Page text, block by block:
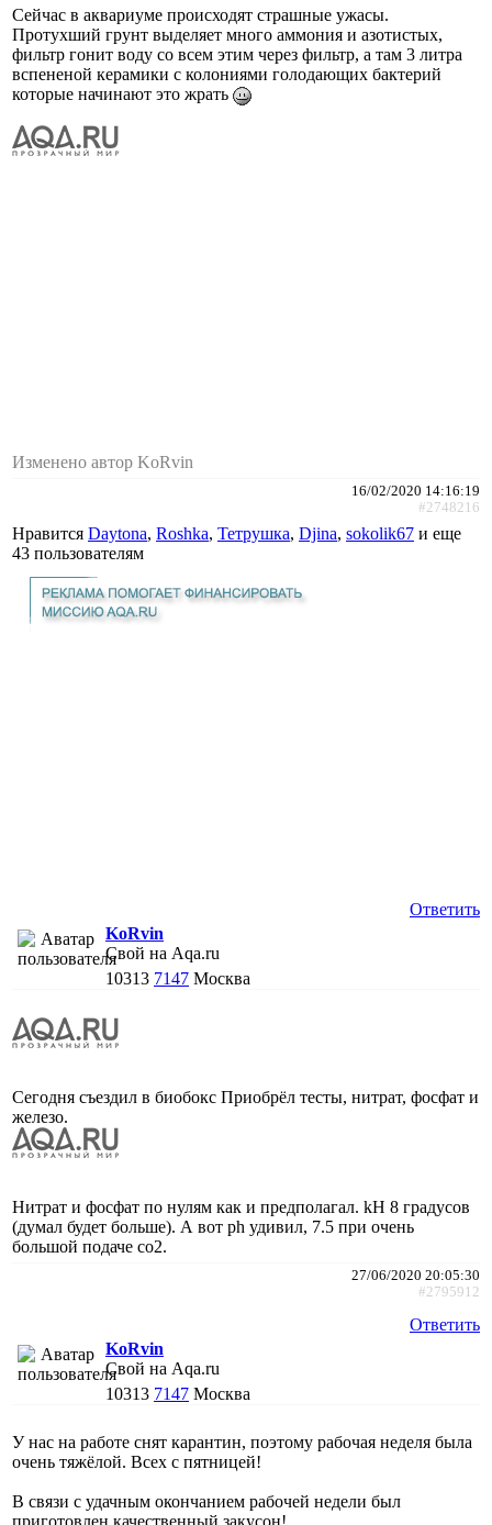
Сейчас в аквариуме происходят страшные ужасы.
Протухший грунт выделяет много аммония и азотистых,
фильтр гонит воду со всем этим через фильтр, а там 3 литра
вспененой керамики с колониями голодающих бактерий
которые начинают это жрать
Изменено автор KoRvin
16/02/2020 14:16:19
#2748216
Нравится Daytona, Roshka, Тетрушка, Djina, sokolik67 и еще
43 пользователям
Ответить
KoRvin
Свой на Aqa.ru
10313 7147 Москва
Сегодня съездил в биобокс Приобрёл тесты, нитрат, фосфат и
железо.
Нитрат и фосфат по нулям как и предполагал. kH 8 градусов
(думал будет больше). А вот ph удивил, 7.5 при очень
большой подаче со2.
27/06/2020 20:05:30
#2795912
Ответить
KoRvin
Свой на Aqa.ru
10313 7147 Москва
У нас на работе снят карантин, поэтому рабочая неделя была
очень тяжёлой. Всех с пятницей!
В связи с удачным окончанием рабочей недели был
приготовлен качественный закусон!